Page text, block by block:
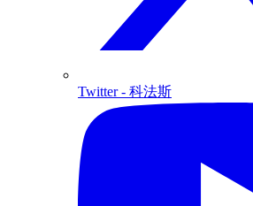
Twitter- 科法斯